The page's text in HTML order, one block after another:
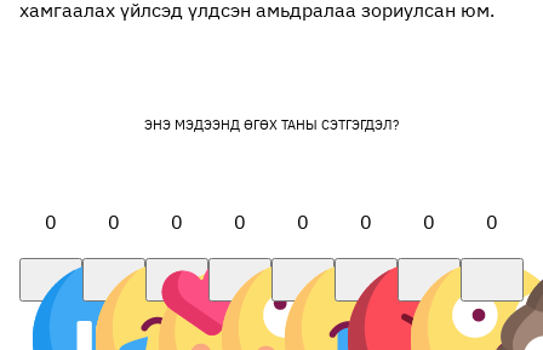
хамгаалах үйлсэд үлдсэн амьдралаа зориулсан юм.
ЭНЭ МЭДЭЭНД ӨГӨХ ТАНЫ СЭТГЭГДЭЛ?
0 0 0 0 0 0 0 0